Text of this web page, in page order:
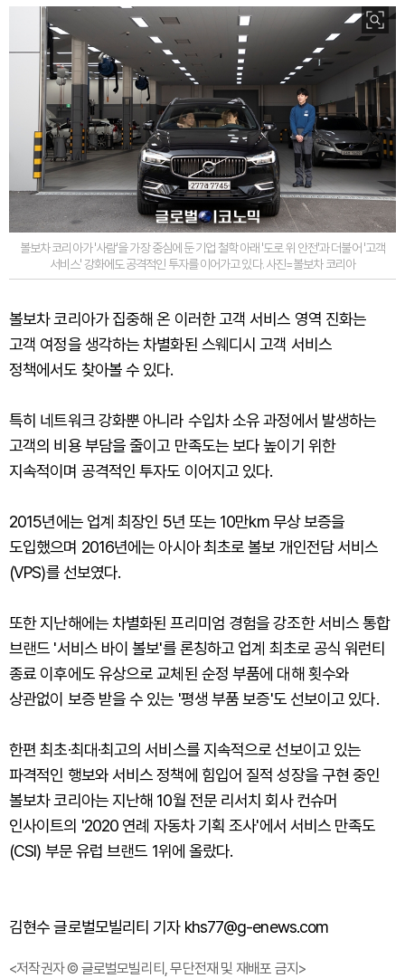
볼보차 코리아가 '사람'을 가장 중심에 둔 기업 철학 아래 '도로 위 안전'과 더불어 '고객
서비스' 강화에도 공격적인 투자를 이어가고 있다. 사진=볼보차 코리아
볼보차 코리아가 집중해 온 이러한 고객 서비스 영역 진화는
고객 여정을 생각하는 차별화된 스웨디시 고객 서비스
정책에서도 찾아볼 수 있다.
특히 네트워크 강화뿐 아니라 수입차 소유 과정에서 발생하는
고객의 비용 부담을 줄이고 만족도는 보다 높이기 위한
지속적이며 공격적인 투자도 이어지고 있다.
2015년에는 업계 최장인 5년 또는 10만km 무상 보증을
도입했으며 2016년에는 아시아 최초로 볼보 개인전담 서비스
(VPS)를 선보였다.
또한 지난해에는 차별화된 프리미엄 경험을 강조한 서비스 통합
브랜드 '서비스 바이 볼보'를 론칭하고 업계 최초로 공식 워런티
종료 이후에도 유상으로 교체된 순정 부품에 대해 횟수와
상관없이 보증 받을 수 있는 '평생 부품 보증'도 선보이고 있다.
한편 최초·최대·최고의 서비스를 지속적으로 선보이고 있는
파격적인 행보와 서비스 정책에 힘입어 질적 성장을 구현 중인
볼보차 코리아는 지난해 10월 전문 리서치 회사 컨슈머
인사이트의 '2020 연례 자동차 기획 조사'에서 서비스 만족도
(CSI) 부문 유럽 브랜드 1위에 올랐다.
김현수 글로벌모빌리티 기자 khs77@g-enews.com
<저작권자 © 글로벌모빌리티, 무단전재 및 재배포 금지>